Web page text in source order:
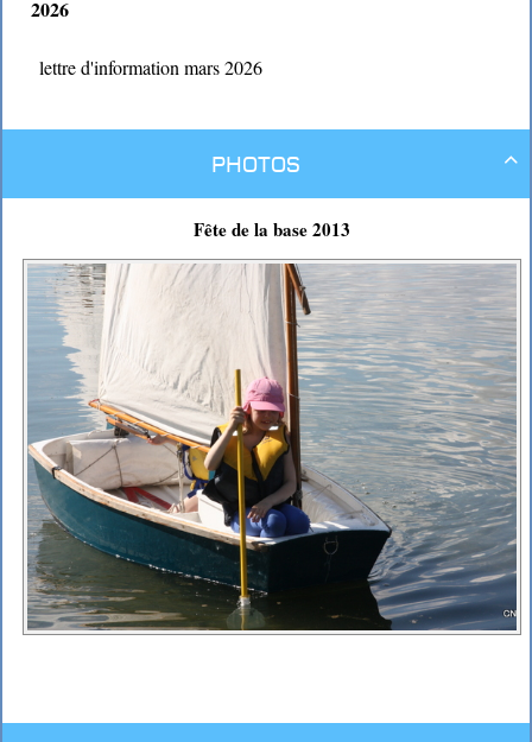
2026
lettre d'information mars 2026

Photos
Fête de la base 2013